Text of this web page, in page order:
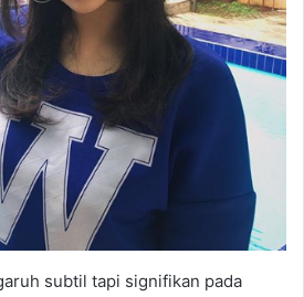
subtil tapi signifikan pada